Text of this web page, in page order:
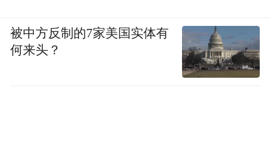
被中方反制的7家美国实体有
何来头？